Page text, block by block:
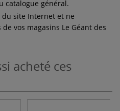
catalogue général.
du site Internet et ne
vos magasins Le Géant des
acheté ces